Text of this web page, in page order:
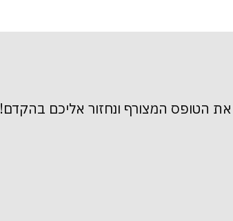
הטופס המצורף ונחזור אליכם בהקדם!